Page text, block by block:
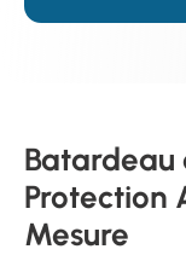
Batardeau
Protection
Mesure